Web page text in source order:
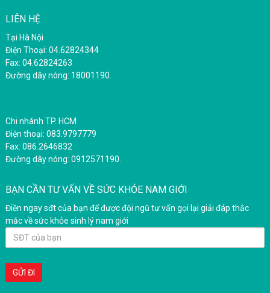
LIÊN HỆ
Tại Hà Nội
Điện Thoại: 04.62824344
Fax: 04.62824263
Đường dây nóng: 18001190.
Chi nhánh TP. HCM
Điện thoại: 083.9797779
Fax: 086.2646832
Đường dây nóng: 0912571190.
BẠN CẦN TƯ VẤN VỀ SỨC KHỎE NAM GIỚI
Điền ngay sđt của bạn để được đội ngũ tư vấn gọi lại giải đáp thắc
mắc về sức khỏe sinh lý nam giới